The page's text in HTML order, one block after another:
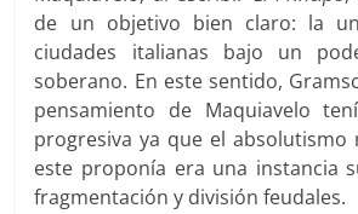
de un objetivo bien claro: la
ciudades italianas bajo un
soberano. En este sentido,
pensamiento de Maquiavelo
progresiva ya que el absolutismo
este proponía era una instancia
fragmentación y división feudales.